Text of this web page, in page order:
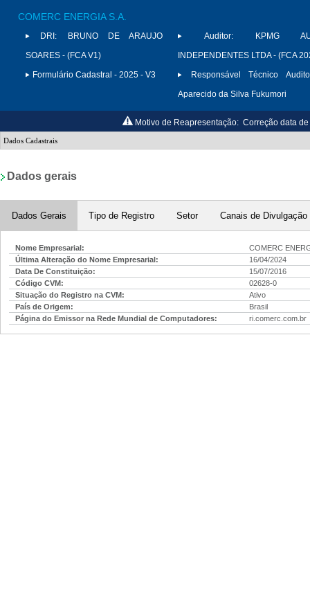
COMERC ENERGIA S.A.
DRI:
BRUNO DE ARAUJO
SOARES - (FCA V1)
Formulário Cadastral - 2025 - V3
Auditor:
KPMG
INDEPENDENTES LTDA - (FCA
Responsável Técnico
Aparecido da Silva Fukumori
Motivo de Reapresentação: Correção data